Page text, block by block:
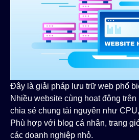
Đây là giải pháp lưu trữ web phổ
Nhiều website cùng hoạt động trên
chia sẻ chung tài nguyên như
Phù hợp với blog cá nhân, trang
các doanh nghiệp nhỏ.